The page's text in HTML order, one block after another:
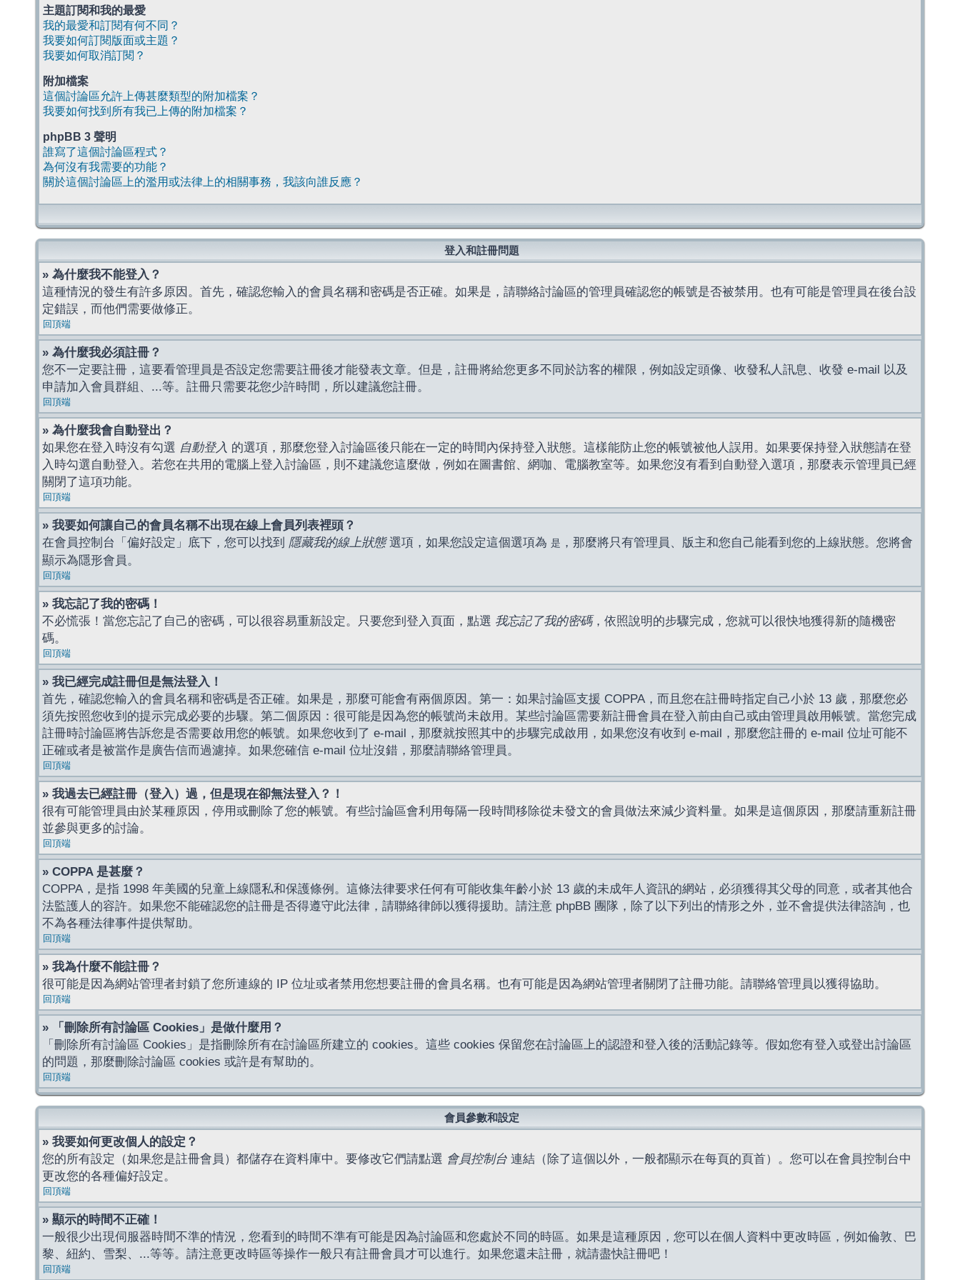
主題訂閱和我的最愛
我的最愛和訂閱有何不同？
我要如何訂閱版面或主題？
我要如何取消訂閱？
附加檔案
這個討論區允許上傳甚麼類型的附加檔案？
我要如何找到所有我已上傳的附加檔案？
phpBB 3 聲明
誰寫了這個討論區程式？
為何沒有我需要的功能？
關於這個討論區上的濫用或法律上的相關事務，我該向誰反應？
登入和註冊問題
» 為什麼我不能登入？
這種情況的發生有許多原因。首先，確認您輸入的會員名稱和密碼是否正確。如果是，請聯絡討論區的管理員確認您的帳號是否被禁用。也有可能是管理員在後台設
定錯誤，而他們需要做修正。
回頂端
» 為什麼我必須註冊？
您不一定要註冊，這要看管理員是否設定您需要註冊後才能發表文章。但是，註冊將給您更多不同於訪客的權限，例如設定頭像、收發私人訊息、收發 e-mail 以及
申請加入會員群組、...等。註冊只需要花您少許時間，所以建議您註冊。
回頂端
» 為什麼我會自動登出？
如果您在登入時沒有勾選 自動登入 的選項，那麼您登入討論區後只能在一定的時間內保持登入狀態。這樣能防止您的帳號被他人誤用。如果要保持登入狀態請在登
入時勾選自動登入。若您在共用的電腦上登入討論區，則不建議您這麼做，例如在圖書館、網咖、電腦教室等。如果您沒有看到自動登入選項，那麼表示管理員已經
關閉了這項功能。
回頂端
» 我要如何讓自己的會員名稱不出現在線上會員列表裡頭？
在會員控制台「偏好設定」底下，您可以找到 隱藏我的線上狀態選項，如果您設定這個選項為 是 ，那麼將只有管理員、版主和您自己能看到您的上線狀態。您將會
顯示為隱形會員。
回頂端
» 我忘記了我的密碼！
不必慌張！當您忘記了自己的密碼，可以很容易重新設定。只要您到登入頁面，點選 我忘記了我的密碼，依照說明的步驟完成，您就可以很快地獲得新的隨機密
碼。
回頂端
» 我已經完成註冊但是無法登入！
首先，確認您輸入的會員名稱和密碼是否正確。如果是，那麼可能會有兩個原因。第一：如果討論區支援 COPPA，而且您在註冊時指定自己小於 13 歲，那麼您必
須先按照您收到的提示完成必要的步驟。第二個原因：很可能是因為您的帳號尚未啟用。某些討論區需要新註冊會員在登入前由自己或由管理員啟用帳號。當您完成
註冊時討論區將告訴您是否需要啟用您的帳號。如果您收到了 e-mail，那麼就按照其中的步驟完成啟用，如果您沒有收到 e-mail，那麼您註冊的 e-mail 位址可能不
正確或者是被當作是廣告信而過濾掉。如果您確信 e-mail 位址沒錯，那麼請聯絡管理員。
回頂端
» 我過去已經註冊（登入）過，但是現在卻無法登入？！
很有可能管理員由於某種原因，停用或刪除了您的帳號。有些討論區會利用每隔一段時間移除從未發文的會員做法來減少資料量。如果是這個原因，那麼請重新註冊
並參與更多的討論。
回頂端
» COPPA 是甚麼？
COPPA，是指 1998 年美國的兒童上線隱私和保護條例。這條法律要求任何有可能收集年齡小於 13 歲的未成年人資訊的網站，必須獲得其父母的同意，或者其他合
法監護人的容許。如果您不能確認您的註冊是否得遵守此法律，請聯絡律師以獲得援助。請注意 phpBB 團隊，除了以下列出的情形之外，並不會提供法律諮詢，也
不為各種法律事件提供幫助。
回頂端
» 我為什麼不能註冊？
很可能是因為網站管理者封鎖了您所連線的 IP 位址或者禁用您想要註冊的會員名稱。也有可能是因為網站管理者關閉了註冊功能。請聯絡管理員以獲得協助。
回頂端
» 「刪除所有討論區 Cookies」是做什麼用？
「刪除所有討論區 Cookies」是指刪除所有在討論區所建立的 cookies。這些 cookies 保留您在討論區上的認證和登入後的活動記錄等。假如您有登入或登出討論區
的問題，那麼刪除討論區 cookies 或許是有幫助的。
回頂端
會員參數和設定
» 我要如何更改個人的設定？
您的所有設定（如果您是註冊會員）都儲存在資料庫中。要修改它們請點選 會員控制台 連結（除了這個以外，一般都顯示在每頁的頁首）。您可以在會員控制台中
更改您的各種偏好設定。
回頂端
» 顯示的時間不正確！
一般很少出現伺服器時間不準的情況，您看到的時間不準有可能是因為討論區和您處於不同的時區。如果是這種原因，您可以在個人資料中更改時區，例如倫敦、巴
黎、紐約、雪梨、...等等。請注意更改時區等操作一般只有註冊會員才可以進行。如果您還未註冊，就請盡快註冊吧！
回頂端